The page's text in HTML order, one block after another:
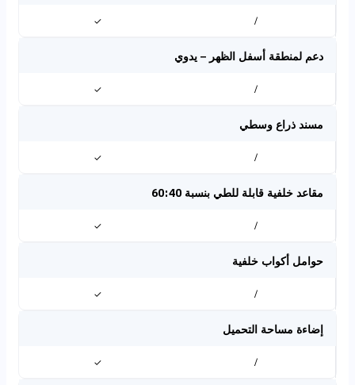
/
✓
دعم لمنطقة أسفل الظهر – يدوي
/
✓
مسند ذراع وسطي
/
✓
مقاعد خلفية قابلة للطي بنسبة 60:40
/
✓
حوامل أكواب خلفية
/
✓
إضاءة مساحة التحميل
/
✓